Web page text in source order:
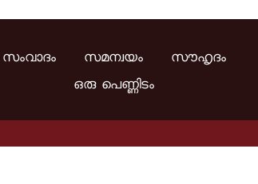
സംവാദം സമന്വയം സൗഹൃദം
ഒരു പെണ്ണിടം